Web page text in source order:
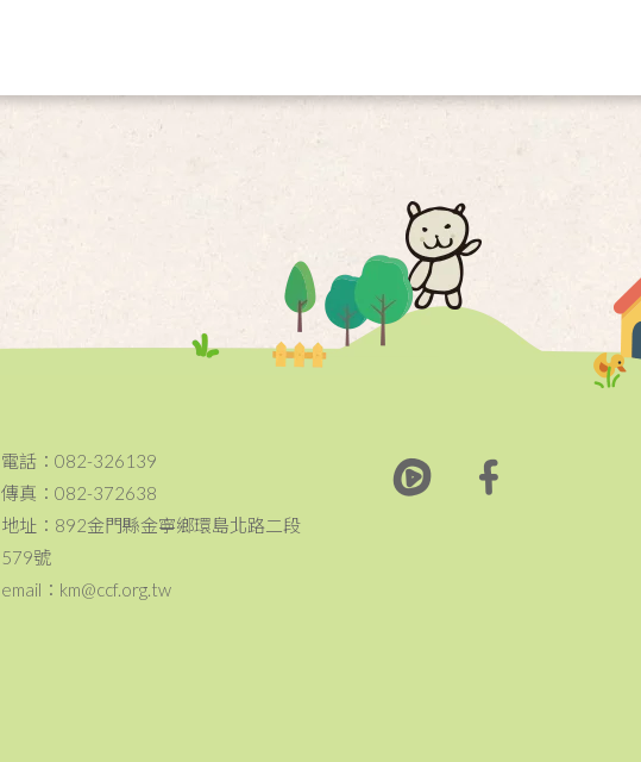
電話：082-326139
傳真：082-372638
地址：892金門縣金寧鄉環島北路二段
579號
email：km@ccf.org.tw